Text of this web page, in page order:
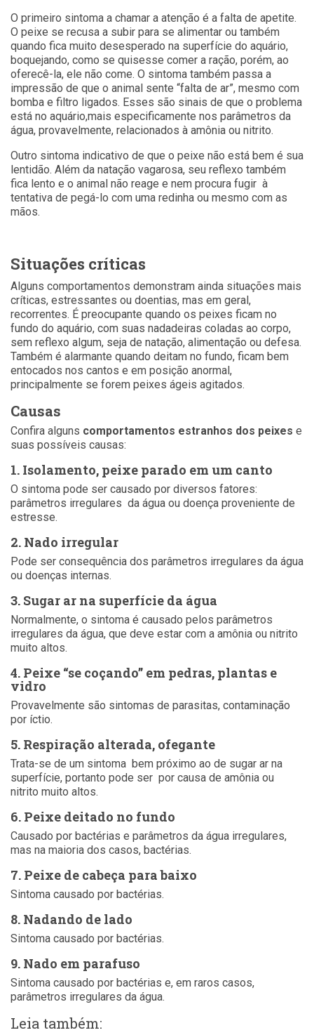
O primeiro sintoma a chamar a atenção é a falta de apetite.
O peixe se recusa a subir para se alimentar ou também
quando fica muito desesperado na superfície do aquário,
boquejando, como se quisesse comer a ração, porém, ao
oferecê-la, ele não come. O sintoma também passa a
impressão de que o animal sente “falta de ar”, mesmo com
bomba e filtro ligados. Esses são sinais de que o problema
está no aquário,mais especificamente nos parâmetros da
água, provavelmente, relacionados à amônia ou nitrito.
Outro sintoma indicativo de que o peixe não está bem é sua
lentidão. Além da natação vagarosa, seu reflexo também
fica lento e o animal não reage e nem procura fugir à
tentativa de pegá-lo com uma redinha ou mesmo com as
mãos.
Situações críticas
Alguns comportamentos demonstram ainda situações mais
críticas, estressantes ou doentias, mas em geral,
recorrentes. É preocupante quando os peixes ficam no
fundo do aquário, com suas nadadeiras coladas ao corpo,
sem reflexo algum, seja de natação, alimentação ou defesa.
Também é alarmante quando deitam no fundo, ficam bem
entocados nos cantos e em posição anormal,
principalmente se forem peixes ágeis agitados.
Causas
Confira alguns comportamentos estranhos dos peixes e
suas possíveis causas:
1. Isolamento, peixe parado em um canto
O sintoma pode ser causado por diversos fatores:
parâmetros irregulares da água ou doença proveniente de
estresse.
2. Nado irregular
Pode ser consequência dos parâmetros irregulares da água
ou doenças internas.
3. Sugar ar na superfície da água
Normalmente, o sintoma é causado pelos parâmetros
irregulares da água, que deve estar com a amônia ou nitrito
muito altos.
4. Peixe “se coçando” em pedras, plantas e
vidro
Provavelmente são sintomas de parasitas, contaminação
por íctio.
5. Respiração alterada, ofegante
Trata-se de um sintoma bem próximo ao de sugar ar na
superfície, portanto pode ser por causa de amônia ou
nitrito muito altos.
6. Peixe deitado no fundo
Causado por bactérias e parâmetros da água irregulares,
mas na maioria dos casos, bactérias.
7. Peixe de cabeça para baixo
Sintoma causado por bactérias.
8. Nadando de lado
Sintoma causado por bactérias.
9. Nado em parafuso
Sintoma causado por bactérias e, em raros casos,
parâmetros irregulares da água.
Leia também: